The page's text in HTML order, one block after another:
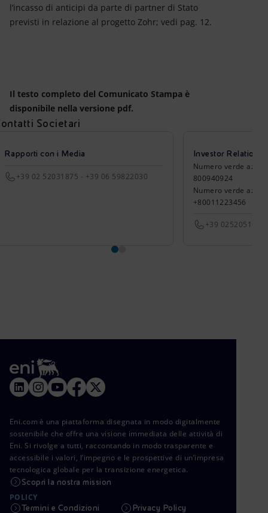
l’incasso di anticipi da parte di partner di Stato
previsti in relazione al progetto Zohr; vedi pag. 12.
Il testo completo del Comunicato Stampa è
disponibile nella versione pdf.
Societari
Rapporti con i Media
+39 02 52031875 - +39 06 59822030
Investor Relations
Numero verde
800940924
Numero verde
+80011223456
+39 0252051651
Eni.com è una piattaforma disegnata in modo digitalmente
sostenibile che offre una visione immediata delle attività di
Eni. Si rivolge a tutti, raccontando in modo trasparente e
accessibile i valori, l’impegno e le prospettive di un’impresa
tecnologica globale per la transizione energetica.
Scopri la nostra mission
POLICY
Termini e Condizioni Privacy Policy